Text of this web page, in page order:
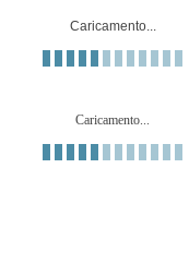
Caricamento...
Caricamento...